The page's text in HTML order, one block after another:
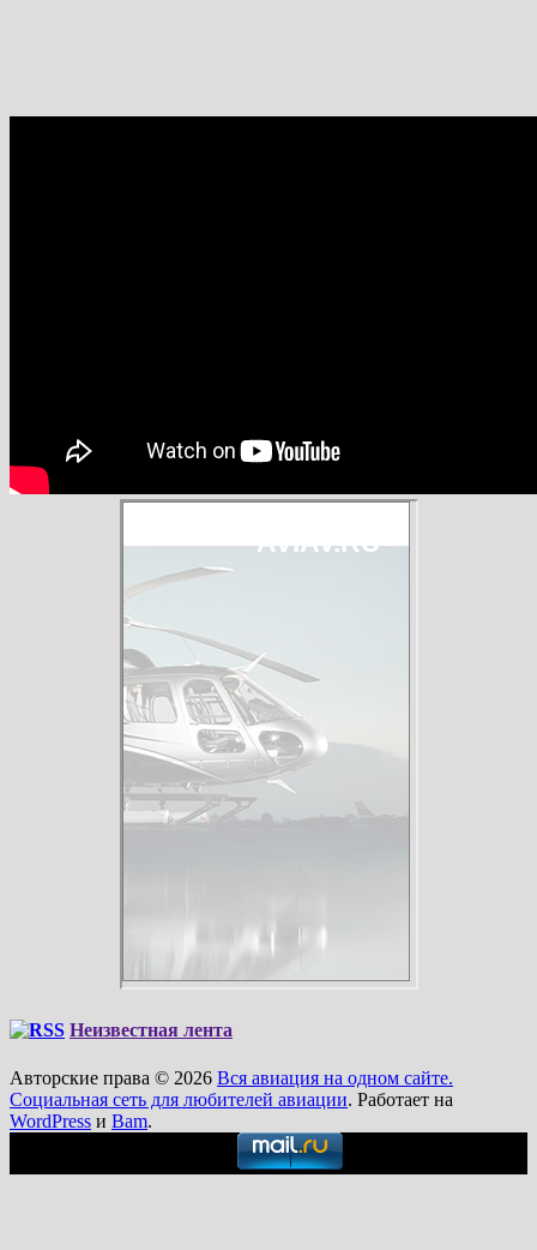
Неизвестная лента
Авторские права © 2026 Вся авиация на одном сайте.
Социальная сеть для любителей авиации. Работает на
WordPress и Bam.